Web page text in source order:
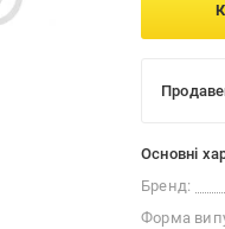
Основні
Бренд:
Форма